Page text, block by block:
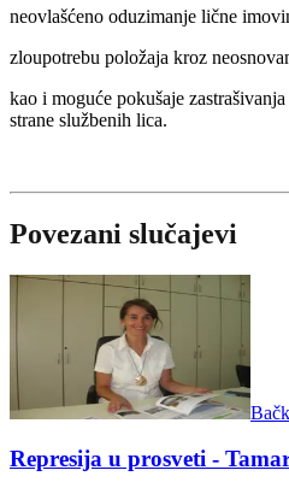
neovlašćeno oduzimanje lične
zloupotrebu položaja kroz
kao i moguće pokušaje
strane službenih lica.
Povezani slučajevi
Represija u prosveti -